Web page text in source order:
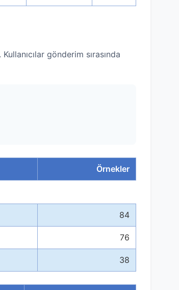
gönderim sırasında
Örnekler
84
76
38